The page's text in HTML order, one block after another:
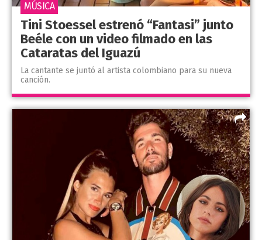
Tini Stoessel estrenó “Fantasi” junto
Beéle con un video filmado en las
Cataratas del Iguazú
La cantante se juntó al artista colombiano para su nueva
canción.
MÚSICA